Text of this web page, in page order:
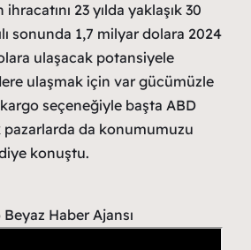
23 yılda yaklaşık 30
sonunda 1,7 milyar dolara 2024
ulaşacak potansiyele
ulaşmak için var gücümüzle
kargo seçeneğiyle başta ABD
pazarlarda da konumumuzu
konuştu.
Haber Ajansı